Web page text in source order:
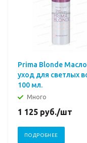
Prima Blonde
уход для светлых
100 мл.
Много
1 125 руб./шт
ПОДРОБНЕЕ